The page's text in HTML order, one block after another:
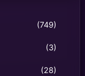
(749)
(3)
(28)